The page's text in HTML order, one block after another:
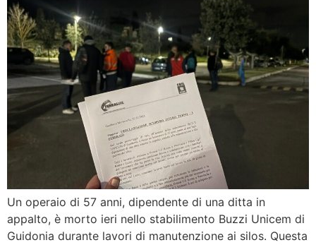
Un operaio di 57 anni, dipendente di una ditta in
appalto, è morto ieri nello stabilimento Buzzi Unicem di
Guidonia durante lavori di manutenzione ai silos. Questa